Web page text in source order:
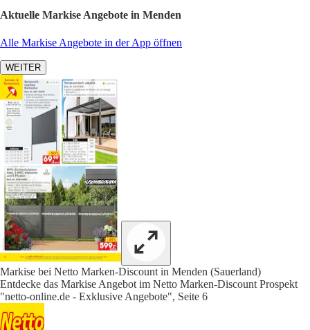
Aktuelle Markise Angebote in Menden
Alle Markise Angebote in der App öffnen
WEITER
Markise bei Netto Marken-Discount in Menden (Sauerland)
Entdecke das Markise Angebot im Netto Marken-Discount Prospekt
"netto-online.de - Exklusive Angebote", Seite 6